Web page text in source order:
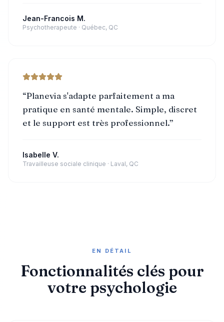
Jean-Francois M.
Psychotherapeute · Québec, QC
“Planevia s'adapte parfaitement a ma
pratique en santé mentale. Simple, discret
et le support est très professionnel.”
Isabelle V.
Travailleuse sociale clinique · Laval, QC
EN DÉTAIL
Fonctionnalités clés pour
votre psychologie